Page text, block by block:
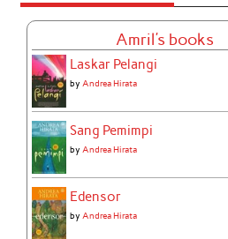
Amril's books
Laskar Pelangi
byAndrea Hirata
Sang Pemimpi
byAndrea Hirata
Edensor
byAndrea Hirata